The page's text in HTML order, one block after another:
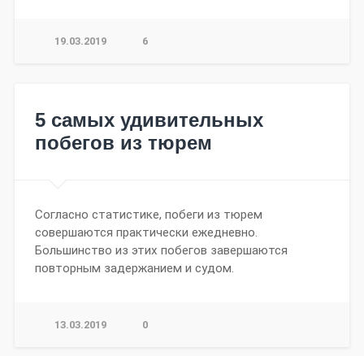
19.03.2019 6
5 самых удивительных
побегов из тюрем
Согласно статистике, побеги из тюрем
совершаются практически ежедневно.
Большинство из этих побегов завершаются
повторным задержанием и судом.
13.03.2019 0